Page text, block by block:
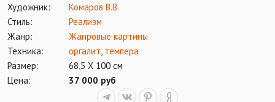
Художник:
Комаров В.В.
Стиль:
Реализм
Жанр:
Жанровые картины
Техника:
оргалит темпера
Размер:
68,5 Х 100 см
Цена:
37 000 руб